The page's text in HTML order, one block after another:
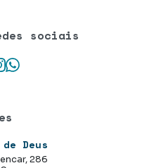
sociais
WhatsApp
Deus
286